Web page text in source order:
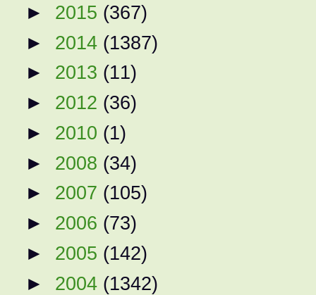
► 2015 (367)
► 2014 (1387)
► 2013 (11)
► 2012 (36)
► 2010 (1)
► 2008 (34)
► 2007 (105)
► 2006 (73)
► 2005 (142)
► 2004 (1342)